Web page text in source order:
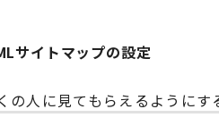
サイトマップの設定
の人に見てもらえるようにす